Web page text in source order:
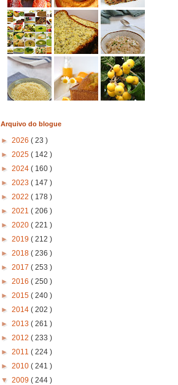
Arquivo do blogue
► 2026 ( 23 )
► 2025 ( 142 )
► 2024 ( 160 )
► 2023 ( 147 )
► 2022 ( 178 )
► 2021 ( 206 )
► 2020 ( 221 )
► 2019 ( 212 )
► 2018 ( 236 )
► 2017 ( 253 )
► 2016 ( 250 )
► 2015 ( 240 )
► 2014 ( 202 )
► 2013 ( 261 )
► 2012 ( 233 )
► 2011 ( 224 )
► 2010 ( 241 )
▼ 2009 ( 244 )